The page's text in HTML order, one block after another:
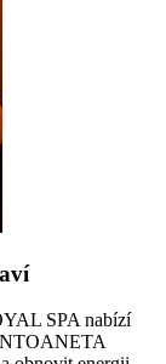
SPA nabízí